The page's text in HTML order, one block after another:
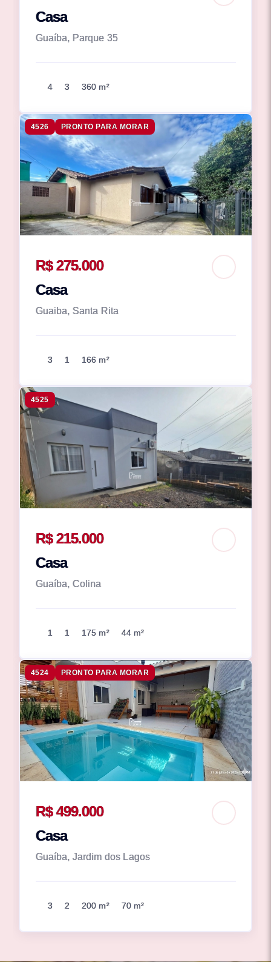
Casa
Guaíba, Parque 35
4 3 360 m²
4526 PRONTO PARA MORAR
R$ 275.000
Casa
Guaiba, Santa Rita
3 1 166 m²
4525
R$ 215.000
Casa
Guaíba, Colina
1 1 175 m² 44 m²
4524 PRONTO PARA MORAR
R$ 499.000
Casa
Guaíba, Jardim dos Lagos
3 2 200 m² 70 m²